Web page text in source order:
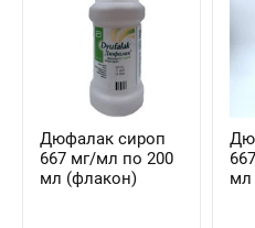
Дюфалак сироп
667 мг/мл по 200
мл (флакон)
мл